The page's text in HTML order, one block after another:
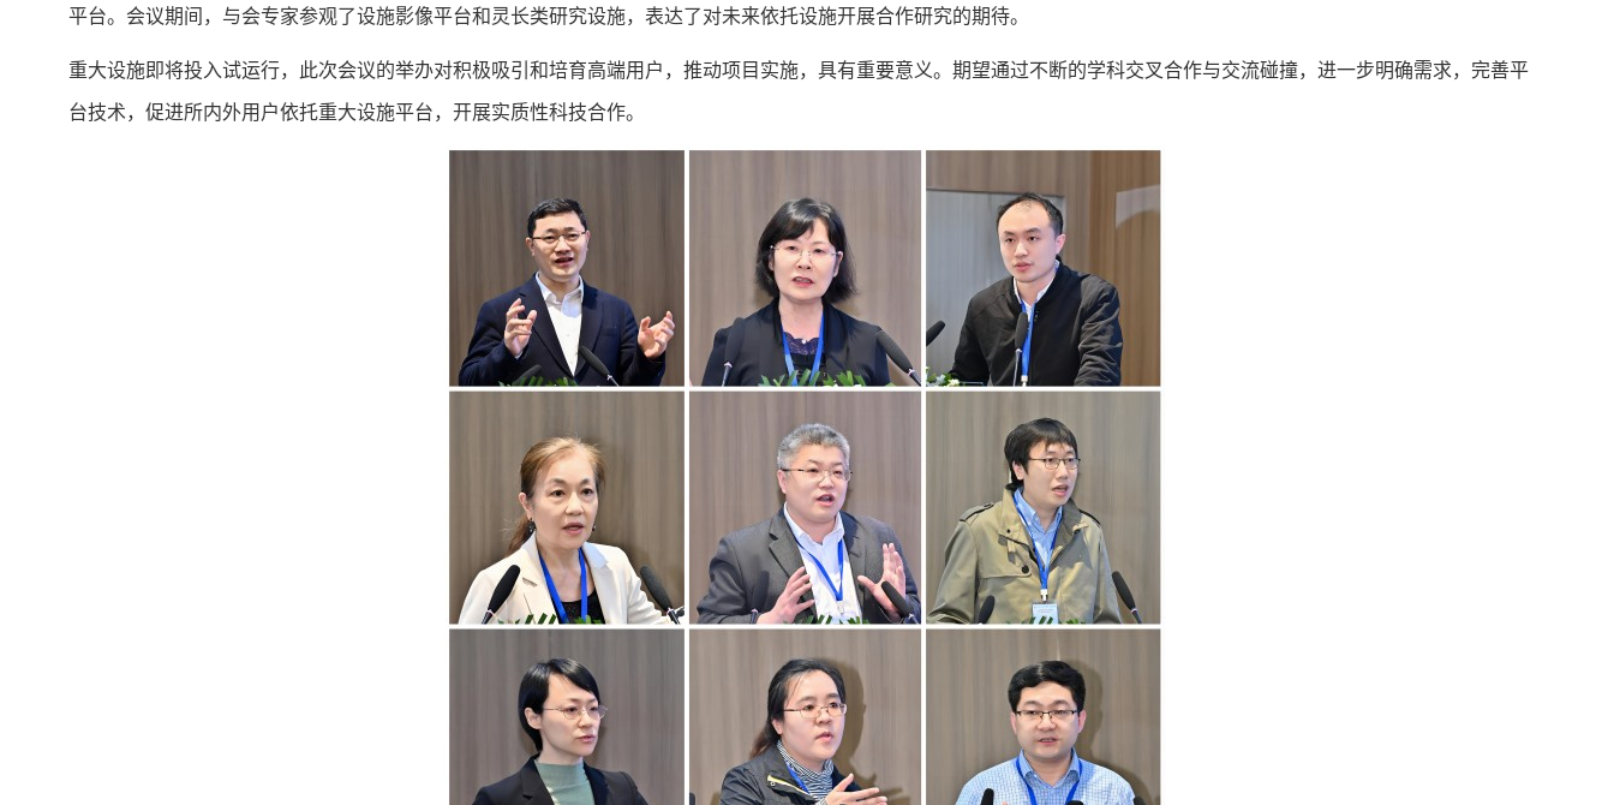
平台。会议期间，与会专家参观了设施影像平台和灵长类研究设施，表达了对未来依托设施开展合作研究的期待。
重大设施即将投入试运行，此次会议的举办对积极吸引和培育高端用户，推动项目实施，具有重要意义。期望通过不断的学科交叉合作与交流碰撞，进一步明确需求，完善平
台技术，促进所内外用户依托重大设施平台，开展实质性科技合作。